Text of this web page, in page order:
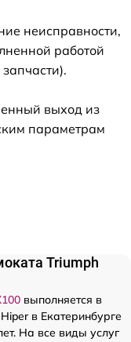
неисправности,
работой
выход из
параметрам
Triumph
выполняется в
в Екатеринбурге
На все виды услуг